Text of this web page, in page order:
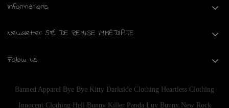
Informations
Newsletter 5€ DE REMISE IMMÉDIATE
Follow us
Banned Apparel Bye Bye Kitty Darkside Clothing Heartless Clothing
Innocent Clothing Hell Bunny Killer Panda Luv Bunny New Rock